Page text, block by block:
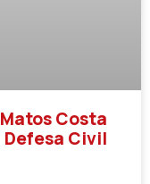
Costa
Civil